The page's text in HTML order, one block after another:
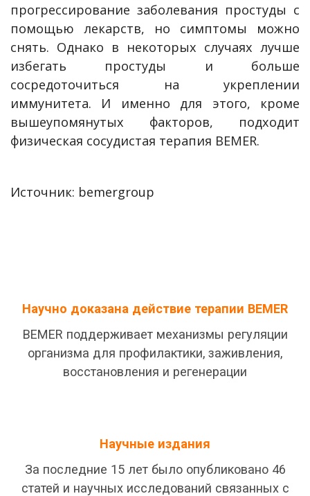
прогрессирование заболевания простуды с
помощью лекарств, но симптомы можно
снять. Однако в некоторых случаях лучше
избегать простуды и больше
сосредоточиться на укреплении
иммунитета. И именно для этого, кроме
вышеупомянутых факторов, подходит
физическая сосудистая терапия BEMER.
Источник: bemergroup
Научно доказана действие терапии BEMER
BEMER поддерживает механизмы регуляции
организма для профилактики, заживления,
восстановления и регенерации
Научные издания
За последние 15 лет было опубликовано 46
статей и научных исследований связанных с